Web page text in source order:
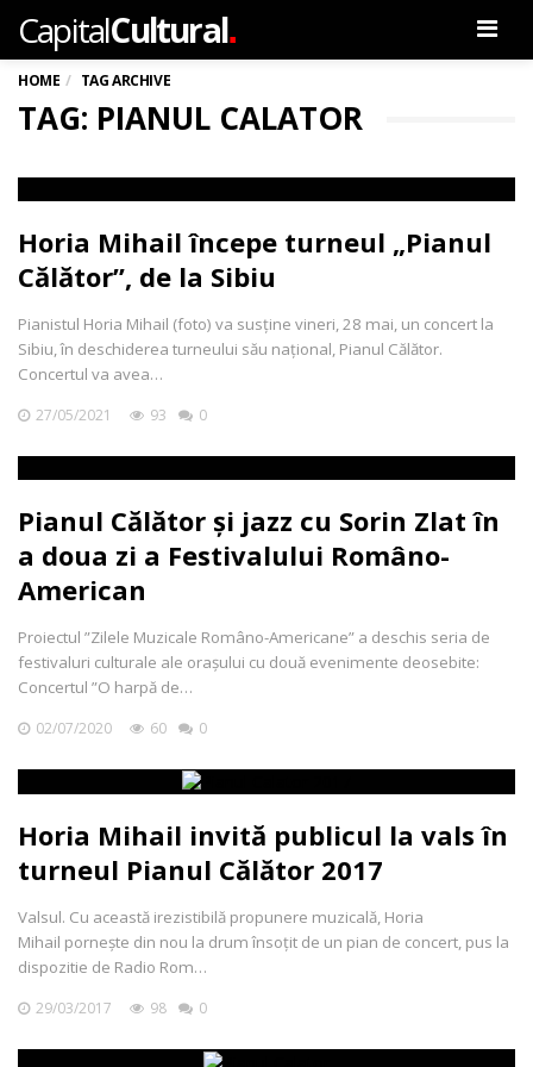
CapitalCultural.
HOME TAG ARCHIVE
TAG: PIANUL CALATOR
Horia Mihail începe turneul „Pianul
Călător”, de la Sibiu
Pianistul Horia Mihail (foto) va susține vineri, 28 mai, un concert la
Sibiu, în deschiderea turneului său național, Pianul Călător.
Concertul va avea…
27/05/2021 93 0
Pianul Călător și jazz cu Sorin Zlat în
a doua zi a Festivalului Româno-
American
Proiectul ”Zilele Muzicale Româno-Americane” a deschis seria de
festivaluri culturale ale orașului cu două evenimente deosebite:
Concertul ”O harpă de…
02/07/2020 60 0
Horia Mihail invită publicul la vals în
turneul Pianul Călător 2017
Valsul. Cu această irezistibilă propunere muzicală, Horia
Mihail porneşte din nou la drum însoţit de un pian de concert, pus la
dispozitie de Radio Rom…
29/03/2017 98 0